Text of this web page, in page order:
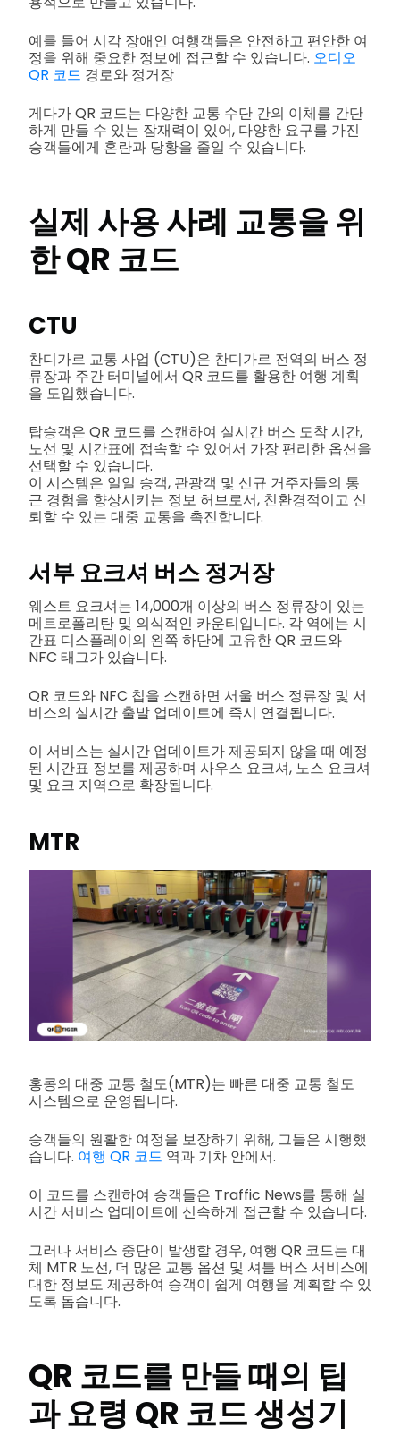
예를 들어 시각 장애인 여행객들은 안전하고 편안한 여
정을 위해 중요한 정보에 접근할 수 있습니다. 오디오
QR 코드 경로와 정거장
게다가 QR 코드는 다양한 교통 수단 간의 이체를 간단
하게 만들 수 있는 잠재력이 있어, 다양한 요구를 가진
승객들에게 혼란과 당황을 줄일 수 있습니다.
실제 사용 사례 교통을 위
한 QR 코드
CTU
찬디가르 교통 사업 (CTU)은 찬디가르 전역의 버스 정
류장과 주간 터미널에서 QR 코드를 활용한 여행 계획
을 도입했습니다.
탑승객은 QR 코드를 스캔하여 실시간 버스 도착 시간,
노선 및 시간표에 접속할 수 있어서 가장 편리한 옵션을
선택할 수 있습니다.
이 시스템은 일일 승객, 관광객 및 신규 거주자들의 통
근 경험을 향상시키는 정보 허브로서, 친환경적이고 신
뢰할 수 있는 대중 교통을 촉진합니다.
서부 요크셔 버스 정거장
웨스트 요크셔는 14,000개 이상의 버스 정류장이 있는
메트로폴리탄 및 의식적인 카운티입니다. 각 역에는 시
간표 디스플레이의 왼쪽 하단에 고유한 QR 코드와
NFC 태그가 있습니다.
QR 코드와 NFC 칩을 스캔하면 서울 버스 정류장 및 서
비스의 실시간 출발 업데이트에 즉시 연결됩니다.
이 서비스는 실시간 업데이트가 제공되지 않을 때 예정
된 시간표 정보를 제공하며 사우스 요크셔, 노스 요크셔
및 요크 지역으로 확장됩니다.
MTR
홍콩의 대중 교통 철도(MTR)는 빠른 대중 교통 철도
시스템으로 운영됩니다.
승객들의 원활한 여정을 보장하기 위해, 그들은 시행했
습니다. 여행 QR 코드 역과 기차 안에서.
이 코드를 스캔하여 승객들은 Traffic News를 통해 실
시간 서비스 업데이트에 신속하게 접근할 수 있습니다.
그러나 서비스 중단이 발생할 경우, 여행 QR 코드는 대
체 MTR 노선, 더 많은 교통 옵션 및 셔틀 버스 서비스에
대한 정보도 제공하여 승객이 쉽게 여행을 계획할 수 있
도록 돕습니다.
QR 코드를 만들 때의 팁
과 요령 QR 코드 생성기